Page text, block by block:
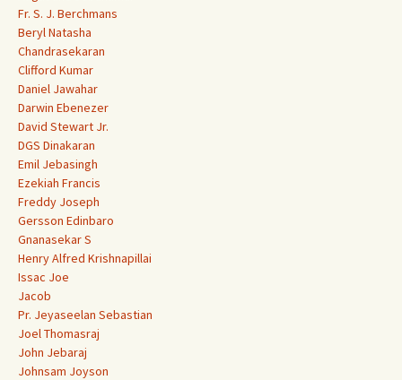
Fr. S. J. Berchmans
Beryl Natasha
Chandrasekaran
Clifford Kumar
Daniel Jawahar
Darwin Ebenezer
David Stewart Jr.
DGS Dinakaran
Emil Jebasingh
Ezekiah Francis
Freddy Joseph
Gersson Edinbaro
Gnanasekar S
Henry Alfred Krishnapillai
Issac Joe
Jacob
Pr. Jeyaseelan Sebastian
Joel Thomasraj
John Jebaraj
Johnsam Joyson